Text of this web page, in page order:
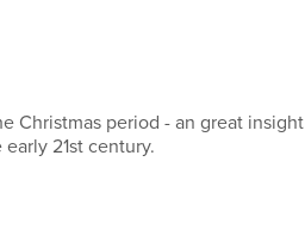
Christmas period - an great insight
21st century.